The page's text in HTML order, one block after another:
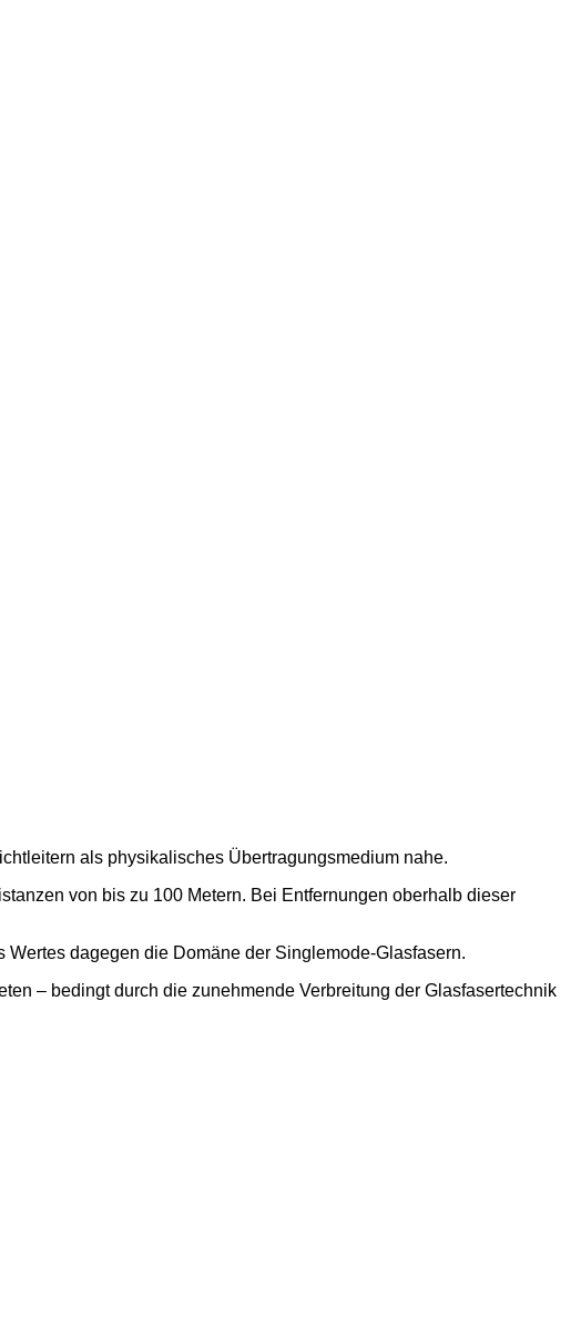
als physikalisches Übertragungsmedium nahe.
von bis zu 100 Metern. Bei Entfernungen oberhalb dieser
dagegen die Domäne der Singlemode-Glasfasern.
– bedingt durch die zunehmende Verbreitung der Glasfasertechnik